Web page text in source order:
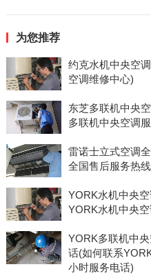
为您推荐
约克水机中央空
空调维修中心)
东芝多联机中央
多联机中央空调
雷诺士立式空调
全国售后服务热
YORK水机中央
YORK水机中央
YORK多联机中
话(如何联系
小时服务电话)